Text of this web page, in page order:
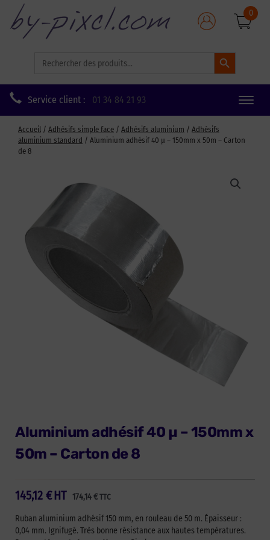
for:
Search Button
0
Service client : 01 34 84 21 93
Toggle
Accueil / Adhésifs simple face / Adhésifs aluminium / Adhésifs
aluminium standard / Aluminium adhésif 40 µ – 150mm x 50m – Carton
de 8
Aluminium adhésif 40 µ – 150mm x
50m – Carton de 8
145,12 € 174,14€ TTC
HT
Ruban aluminium adhésif 150 mm, en rouleau de 50 m. Épaisseur :
0,04 mm. Ignifugé. Très bonne résistance aux hautes températures.